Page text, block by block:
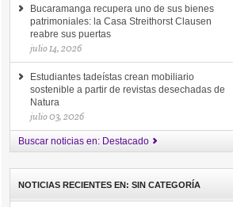
Bucaramanga recupera uno de sus bienes
patrimoniales: la Casa Streithorst Clausen
reabre sus puertas
julio 14, 2026
Estudiantes tadeístas crean mobiliario
sostenible a partir de revistas desechadas de
Natura
julio 03, 2026
Buscar noticias en: Destacado
NOTICIAS RECIENTES EN: SIN CATEGORÍA